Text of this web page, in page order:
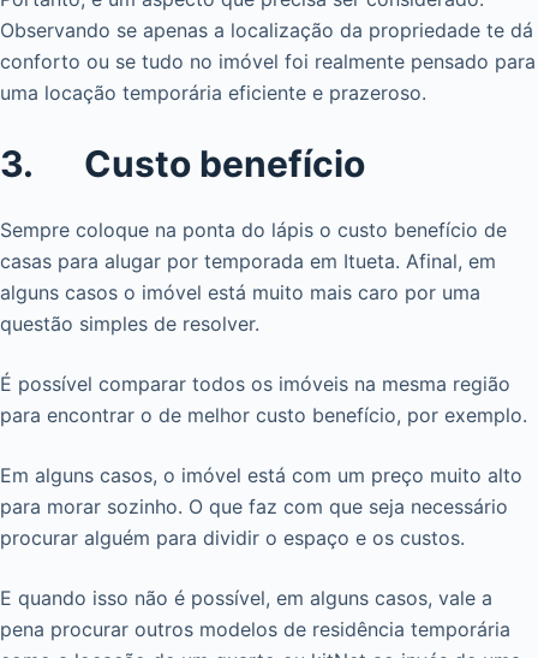
Observando se apenas a localização da propriedade te dá
conforto ou se tudo no imóvel foi realmente pensado para
uma locação temporária eficiente e prazeroso.
3. Custo benefício
Sempre coloque na ponta do lápis o custo benefício de
casas para alugar por temporada em Itueta. Afinal, em
alguns casos o imóvel está muito mais caro por uma
questão simples de resolver.
É possível comparar todos os imóveis na mesma região
para encontrar o de melhor custo benefício, por exemplo.
Em alguns casos, o imóvel está com um preço muito alto
para morar sozinho. O que faz com que seja necessário
procurar alguém para dividir o espaço e os custos.
E quando isso não é possível, em alguns casos, vale a
pena procurar outros modelos de residência temporária